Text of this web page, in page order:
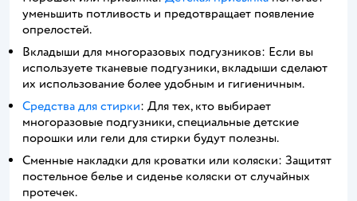
уменьшить потливость и предотвращает появление
опрелостей.
Вкладыши для многоразовых подгузников: Если вы
используете тканевые подгузники, вкладыши сделают
их использование более удобным и гигиеничным.
Средства для стирки: Для тех, кто выбирает
многоразовые подгузники, специальные детские
порошки или гели для стирки будут полезны.
Сменные накладки для кроватки или коляски: Защитят
постельное белье и сиденье коляски от случайных
протечек.